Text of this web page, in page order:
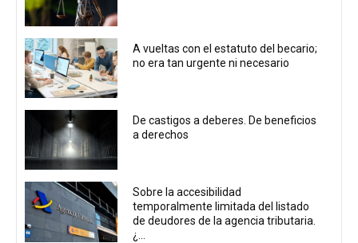
A vueltas con el estatuto del becario;
no era tan urgente ni necesario
De castigos a deberes. De beneficios
a derechos
Sobre la accesibilidad
temporalmente limitada del listado
de deudores de la agencia tributaria.
¿...